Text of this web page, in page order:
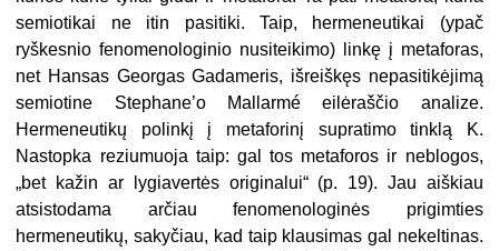
semiotikai ne itin pasitiki. Taip, hermeneutikai (ypač
ryškesnio fenomenologinio nusiteiki­mo) linkę į metaforas,
net Hansas Georgas Gadameris, išreiškęs nepasi­tikėjimą
semiotine Stephane’o Mallarmé eilėraščio analize.
Hermeneutikų polinkį į metaforinį supratimo tinklą K.
Nastopka reziumuoja taip: gal tos metaforos ir neblogos,
„bet kažin ar lygiavertės originalui“ (p. 19). Jau aiškiau
atsistodama arčiau fenome­nologinės prigimties
hermeneutikų, sakyčiau, kad taip klausimas gal nekeltinas.